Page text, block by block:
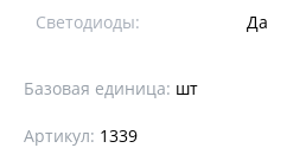
Светодиоды:
Да
Базовая единица: шт
Артикул: 1339